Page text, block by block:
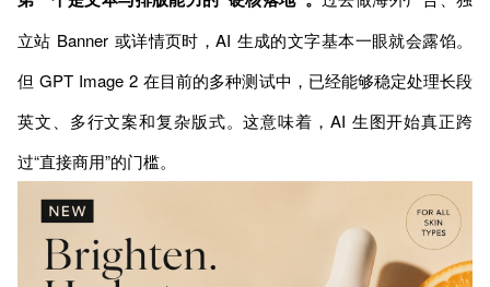
立站 Banner 或详情页时，AI 生成的文字基本一眼就会露馅。
但 GPT Image 2 在目前的多种测试中，已经能够稳定处理长段
英文、多行文案和复杂版式。这意味着，AI 生图开始真正跨
过“直接商用”的门槛。